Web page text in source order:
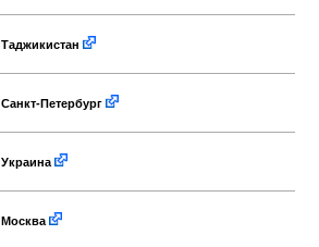
Таджикистан
Санкт-Петербург
Украина
Москва